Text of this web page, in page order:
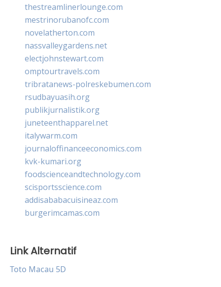
thestreamlinerlounge.com
mestrinorubanofc.com
novelatherton.com
nassvalleygardens.net
electjohnstewart.com
omptourtravels.com
tribratanews-polreskebumen.com
rsudbayuasih.org
publikjurnalistik.org
juneteenthapparel.net
italywarm.com
journaloffinanceeconomics.com
kvk-kumari.org
foodscienceandtechnology.com
scisportsscience.com
addisababacuisineaz.com
burgerimcamas.com
Link Alternatif
Toto Macau 5D